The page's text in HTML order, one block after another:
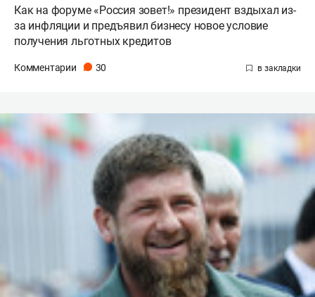
Как на форуме «Россия зовет!» президент вздыхал из-
за инфляции и предъявил бизнесу новое условие
получения льготных кредитов
Комментарии 30